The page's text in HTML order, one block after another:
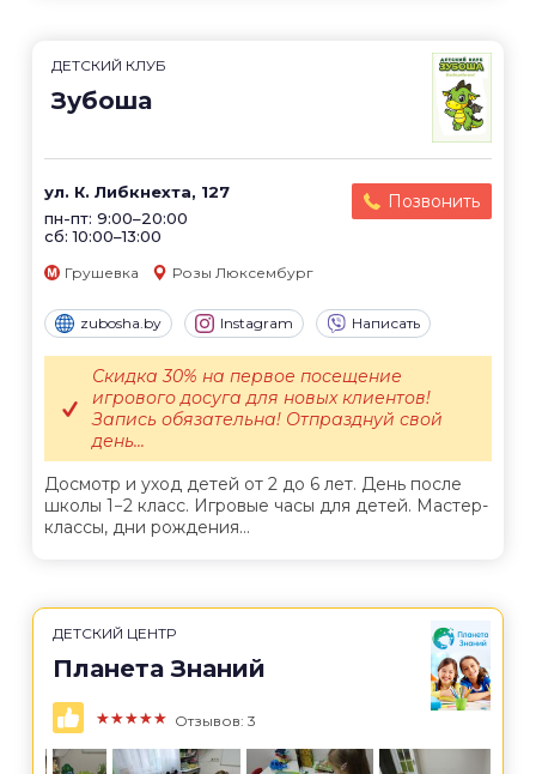
ДЕТСКИЙ КЛУБ
Зубоша
ул. К. Либкнехта, 127
пн-пт: 9:00–20:00
сб: 10:00–13:00
Позвонить
Грушевка Розы Люксембург
zubosha.by Instagram Написать
Досмотр и уход детей от 2 до 6 лет. День после
школы 1−2 класс. Игровые часы для детей. Мастер-
классы, дни рождения...
Скидка 30% на первое посещение
игрового досуга для новых клиентов!
Запись обязательна! Отпразднуй свой
день...
ДЕТСКИЙ ЦЕНТР
Планета Знаний
★★★★★ Отзывов: 3